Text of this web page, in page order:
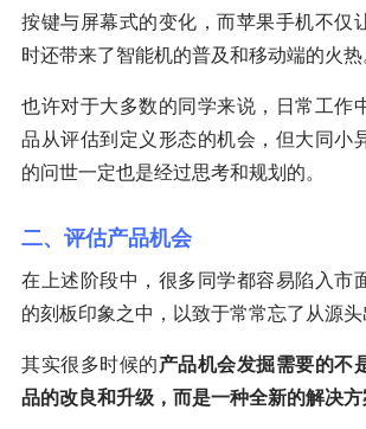
按键与屏幕式的变化，而苹果手机不仅
时还带来了智能机的普及和移动端的火热
也许对于大多数的同学来说，日常工作
品从评估到定义形态的机会，但大同小
的问世一定也是经过思考和规划的。
二、评估产品机会
在上述阶段中，很多同学都容易陷入市
的刻板印象之中，以致于常常忘了从源头
其实很多时候的产品机会发掘需要的不
品的改良和升级，而是一种全新的解决方